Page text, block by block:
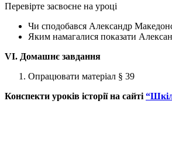
Перевірте засвоєне на уроці
Чи сподобався Александр
Яким намагалися показати
VІ. Домашнє завдання
Опрацювати матеріал § 39
Конспекти уроків історії на сайті